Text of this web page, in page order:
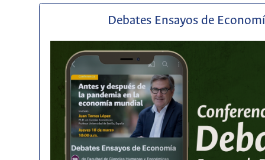
Debates Ensayos de